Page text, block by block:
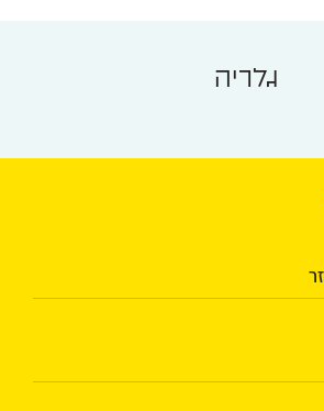
גלריה